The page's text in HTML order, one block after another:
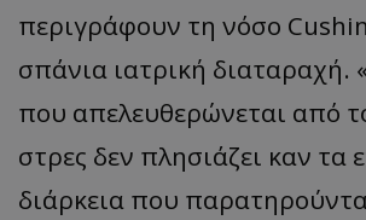
περιγράφουν τη νόσο
σπάνια ιατρική διαταραχή.
που απελευθερώνεται από
στρες δεν πλησιάζει καν τα
διάρκεια που